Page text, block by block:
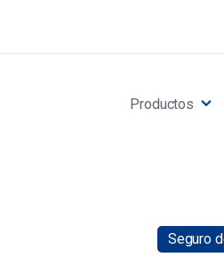
Productos
Seguro